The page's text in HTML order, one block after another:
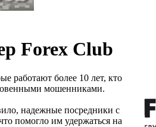
Forex Club
работают более 10 лет, кто
мошенниками.
надежные посредники с
помогло им удержаться на